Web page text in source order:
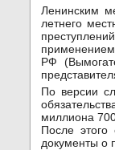
Ленинским
летнего
применением
РФ
По версии
миллиона
После этого
документы о